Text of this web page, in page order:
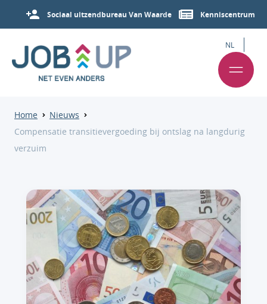
Sociaal uitzendbureau Van Waarde Kenniscentrum
NL
Home
Nieuws
Compensatie transitievergoeding bij ontslag na langdurig
verzuim